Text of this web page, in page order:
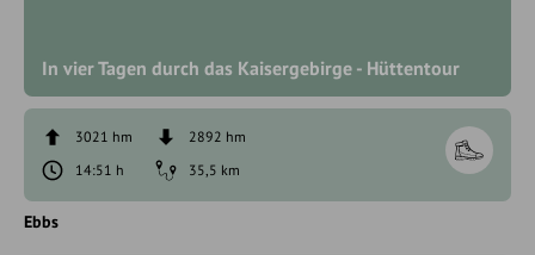
In vier Tagen durch das Kaisergebirge - Hüttentour
3021 hm
2892 hm
14:51 h
35,5 km
Ebbs